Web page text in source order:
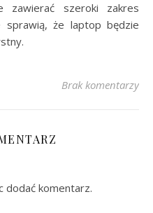
zawierać szeroki zakres
sprawią, że laptop będzie
Brak komentarzy
dodać komentarz.